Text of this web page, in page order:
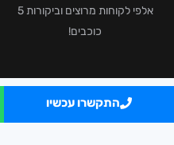
אלפי לקוחות מרוצים וביקורות 5
כוכבים!
התקשרו עכשיו